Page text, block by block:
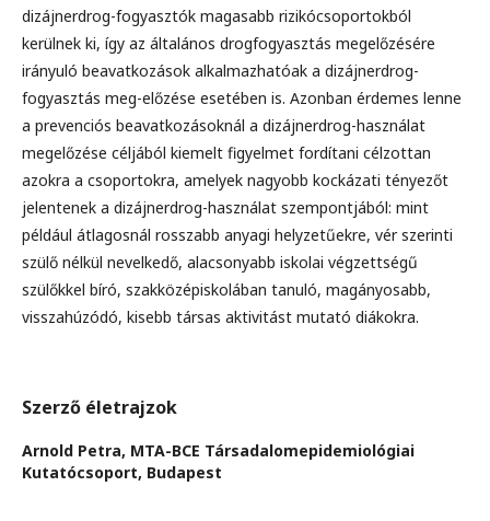
dizájnerdrog-fogyasztók magasabb rizikócsoportokból
kerülnek ki, így az általános drogfogyasztás megelőzésére
irányuló beavatkozások alkalmazhatóak a dizájnerdrog-
fogyasztás meg-előzése esetében is. Azonban érdemes lenne
a prevenciós beavatkozásoknál a dizájnerdrog-használat
megelőzése céljából kiemelt figyelmet fordítani célzottan
azokra a csoportokra, amelyek nagyobb kockázati tényezőt
jelentenek a dizájnerdrog-használat szempontjából: mint
például átlagosnál rosszabb anyagi helyzetűekre, vér szerinti
szülő nélkül nevelkedő, alacsonyabb iskolai végzettségű
szülőkkel bíró, szakközépiskolában tanuló, magányosabb,
visszahúzódó, kisebb társas aktivitást mutató diákokra.
Szerző életrajzok
Arnold Petra, MTA-BCE Társadalomepidemiológiai
Kutatócsoport, Budapest